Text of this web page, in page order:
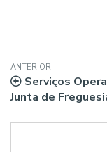
ANTERIOR
Serviços
Junta de